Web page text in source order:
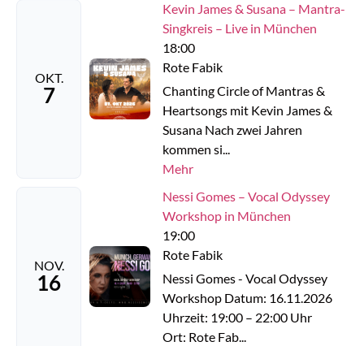
OKT.
7
Kevin James & Susana – Mantra-
Singkreis – Live in München
18:00
Rote Fabik
Chanting Circle of Mantras &
Heartsongs mit Kevin James &
Susana Nach zwei Jahren
kommen si...
Mehr
NOV.
16
Nessi Gomes – Vocal Odyssey
Workshop in München
19:00
Rote Fabik
Nessi Gomes - Vocal Odyssey
Workshop Datum: 16.11.2026
Uhrzeit: 19:00 – 22:00 Uhr
Ort: Rote Fab...